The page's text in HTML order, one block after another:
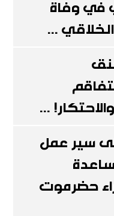
في وفاة
...
...
سير عمل
حضرموت